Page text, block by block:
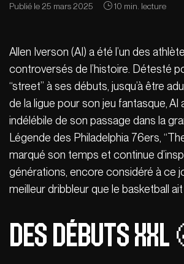
Publié le 25 mars 2025 10 min. lecture
Allen Iverson (AI) a été l’un des
controversés de l’histoire. Détesté
“street” à ses débuts, jusqu’à être
de la ligue pour son jeu fantasque, AI
indélébile de son passage dans la
Légende des Philadelphia 76ers,
marqué son temps et continue
générations, encore considéré à ce
meilleur dribbleur que le basketball ait
Des débuts XXL